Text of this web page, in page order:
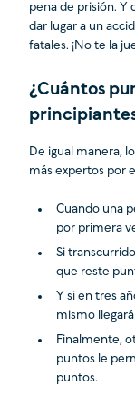
pena de prisión. Y
dar lugar a un
fatales. ¡No te la
¿Cuántos
De igual manera,
más expertos por
Cuando una
por primera
Si
que reste
Y si en tres
mismo
Finalmente,
puntos le
puntos.